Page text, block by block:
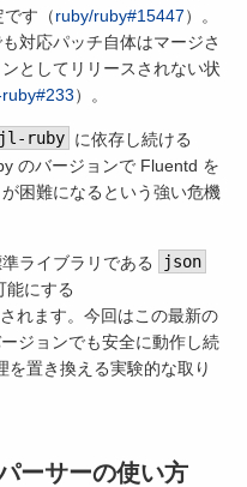
す（ruby/ruby#15447）。
対応パッチ自体はマージさ
としてリリースされない状
）。
ruby に依存し続ける
のバージョンで Fluentd を
困難になるという強い危機
ライブラリである
json
能にする
れます。今回はこの最新の
ジョンでも安全に動作し続
置き換える実験的な取り
ーサーの使い方